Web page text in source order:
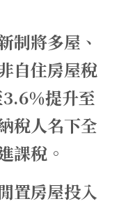
制將多屋、
自住房屋稅
％提升至
稅人名下全
課稅。
置房屋投入